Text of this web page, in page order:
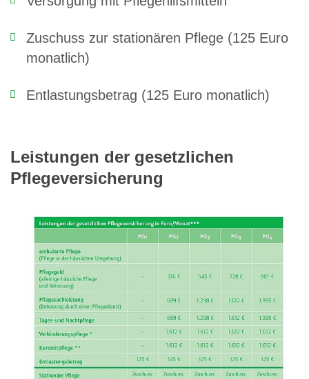
Zuschuss zur stationären Pflege (125 Euro
monatlich)
Entlastungsbetrag (125 Euro monatlich)
Leistungen der gesetzlichen
Pflegeversicherung